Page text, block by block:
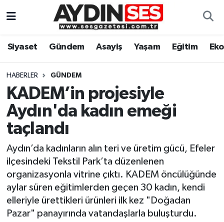
Siyaset Gündem Asayiş Yaşam Eğitim
HABERLER GÜNDEM
KADEM’in projesiyle
Aydın'da kadın emeği
taçlandı
Aydın’da kadınların alın teri ve üretim gücü, Efeler
ilçesindeki Tekstil Park’ta düzenlenen
organizasyonla vitrine çıktı. KADEM öncülüğünde
aylar süren eğitimlerden geçen 30 kadın, kendi
elleriyle ürettikleri ürünleri ilk kez "Doğadan
Pazar" panayırında vatandaşlarla buluşturdu.
Gündem
Siyaset
Ekonomi
Eğitim
Kültür Sanat
Spor
Aydın Hava Durumu
Aydin Namaz Vakitleri
Aydın Trafik Yoğunluk Haritası
Tüm Manşetler
Son Dakika Haberleri
Haber Arşivi